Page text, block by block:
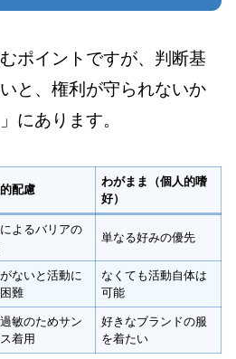
ポイントですが、判断基
と、権利が守られないか
にあります。
配慮
わがまま（個人的嗜
好）
よるバリアの
単なる好みの優先
ないと活動に
難
なくても活動自体は
可能
敏のためサン
着用
好きなブランドの服
を着たい